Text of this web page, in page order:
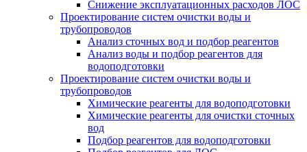
Снижение эксплуатационных расходов ЛОС
Проектирование систем очистки воды и
трубопроводов
Анализ сточных вод и подбор реагентов
Анализ воды и подбор реагентов для
водоподготовки
Проектирование систем очистки воды и
трубопроводов
Химические реагенты для водоподготовки
Химические реагенты для очистки сточных
вод
Подбор реагентов для водоподготовки